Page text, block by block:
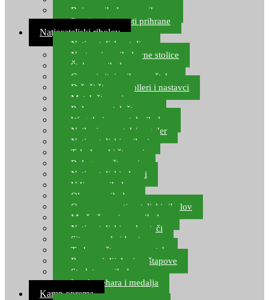
Boje za ribolovnu prihranu
Provjereni recepti prihrane
Natjecateljski ribolov
Natjecateljske stolice
Nastavci za ribolovne stolice
Šteke za ribolov
Gume i sitni pribor za šteku
Držači štapova rolleri i nastavci
Match štapovi
Role za match štapove
Waggleri za match ribolov
Najloni za match/waggler
Natjecateljski najloni
Teleskopski štapovi
Bolognese štapovi
Natjecateljski plovci
Udice za ribolov
Olovo za ribolov
Oprema za natjecateljski ribolov
Mreže čuvarice za ribolov
Natjecateljski podmetači
Sito, posude i kante
Torbe za štapove – match
Rezervni dijelovi za štapove
Starlete za ribolov
Izrada pehara i medalja
Kamp oprema